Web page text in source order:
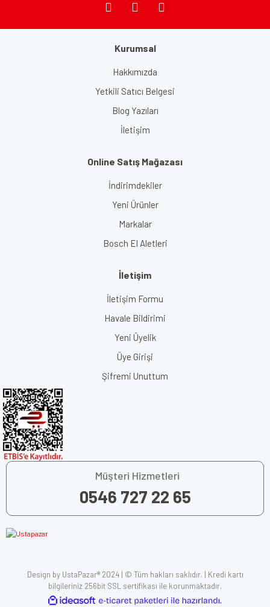
Kurumsal
Hakkımızda
Yetkili Satıcı Belgesi
Blog Yazıları
İletişim
Online Satış Mağazası
İndirimdekiler
Yeni Ürünler
Markalar
Bosch El Aletleri
İletişim
İletişim Formu
Havale Bildirimi
Yeni Üyelik
Üye Girişi
Şifremi Unuttum
Müşteri Hizmetleri
0546 727 22 65
Design by UstaPazar® 2024 | © Tüm hakları saklıdır. | Kredi kartı
bilgileriniz 256bit SSL sertifikası ile korunmaktadır.
ideasoft e-